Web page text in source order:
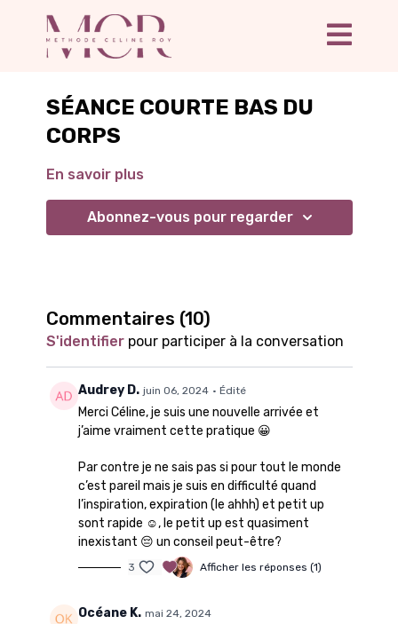
SÉANCE COURTE BAS DU
CORPS
En savoir plus
Abonnez-vous pour regarder
Commentaires (10)
S'identifierpour participer à la conversation
Audrey D. juin 06, 2024 • Édité
Merci Céline, je suis une nouvelle arrivée et
j’aime vraiment cette pratique 😀
Par contre je ne sais pas si pour tout le monde
c’est pareil mais je suis en difficulté quand
l’inspiration, expiration (le ahhh) et petit up
sont rapide ☺️, le petit up est quasiment
inexistant 😔 un conseil peut-être?
3 Afficher les réponses (1)
Océane K. mai 24, 2024